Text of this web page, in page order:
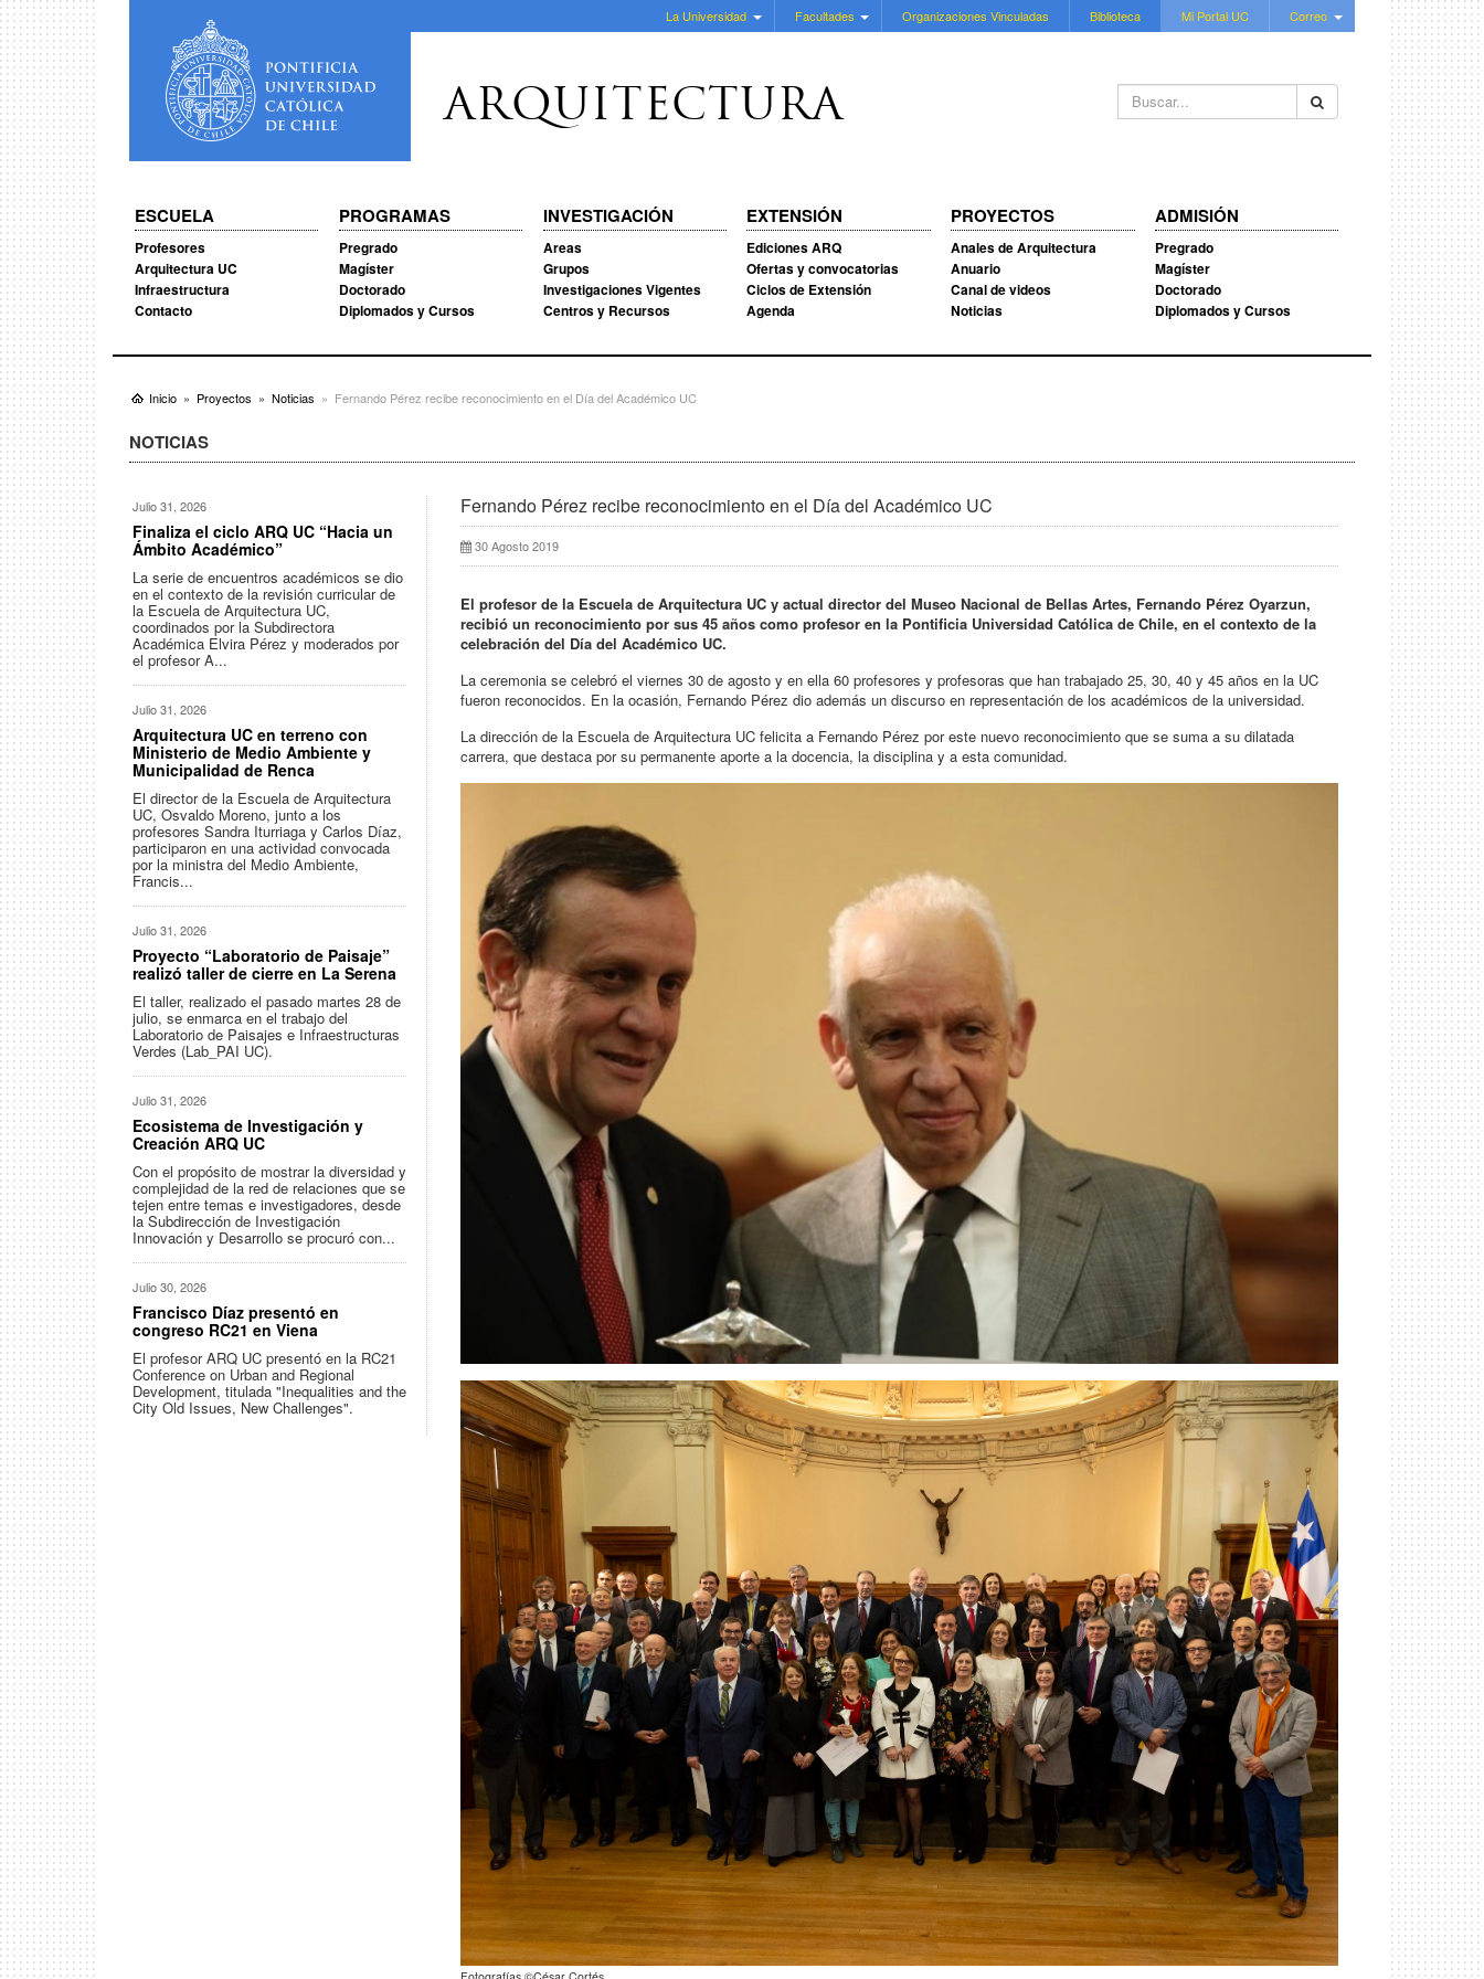
La Universidad Facultades Organizaciones Vinculadas Biblioteca Mi Portal UC Correo
Buscar...
ARQUITECTURA
ESCUELA
Profesores
Arquitectura UC
Infraestructura
Contacto
PROGRAMAS
Pregrado
Magíster
Doctorado
Diplomados y Cursos
INVESTIGACIÓN
Areas
Grupos
Investigaciones Vigentes
Centros y Recursos
EXTENSIÓN
Ediciones ARQ
Ofertas y convocatorias
Ciclos de Extensión
Agenda
PROYECTOS
Anales de Arquitectura
Anuario
Canal de videos
Noticias
ADMISIÓN
Pregrado
Magíster
Doctorado
Diplomados y Cursos
Inicio Proyectos Noticias Fernando Pérez recibe reconocimiento en el Día del Académico UC
NOTICIAS
Fernando Pérez recibe reconocimiento en el Día del Académico UC
30 Agosto 2019
El profesor de la Escuela de Arquitectura UC y actual director del Museo Nacional de Bellas Artes, Fernando Pérez Oyarzun,
recibió un reconocimiento por sus 45 años como profesor en la Pontificia Universidad Católica de Chile, en el contexto de la
celebración del Día del Académico UC.
La ceremonia se celebró el viernes 30 de agosto y en ella 60 profesores y profesoras que han trabajado 25, 30, 40 y 45 años en la UC
fueron reconocidos. En la ocasión, Fernando Pérez dio además un discurso en representación de los académicos de la universidad.
La dirección de la Escuela de Arquitectura UC felicita a Fernando Pérez por este nuevo reconocimiento que se suma a su dilatada
carrera, que destaca por su permanente aporte a la docencia, la disciplina y a esta comunidad.
Julio 31, 2026
Finaliza el ciclo ARQ UC “Hacia un
Ámbito Académico”
La serie de encuentros académicos se dio
en el contexto de la revisión curricular de
la Escuela de Arquitectura UC,
coordinados por la Subdirectora
Académica Elvira Pérez y moderados por
el profesor A...
Julio 31, 2026
Arquitectura UC en terreno con
Ministerio de Medio Ambiente y
Municipalidad de Renca
El director de la Escuela de Arquitectura
UC, Osvaldo Moreno, junto a los
profesores Sandra Iturriaga y Carlos Díaz,
participaron en una actividad convocada
por la ministra del Medio Ambiente,
Francis...
Julio 31, 2026
Proyecto “Laboratorio de Paisaje”
realizó taller de cierre en La Serena
El taller, realizado el pasado martes 28 de
julio, se enmarca en el trabajo del
Laboratorio de Paisajes e Infraestructuras
Verdes (Lab_PAI UC).
Julio 31, 2026
Ecosistema de Investigación y
Creación ARQ UC
Con el propósito de mostrar la diversidad y
complejidad de la red de relaciones que se
tejen entre temas e investigadores, desde
la Subdirección de Investigación
Innovación y Desarrollo se procuró con...
Julio 30, 2026
Francisco Díaz presentó en
congreso RC21 en Viena
El profesor ARQ UC presentó en la RC21
Conference on Urban and Regional
Development, titulada "Inequalities and the
City Old Issues, New Challenges".